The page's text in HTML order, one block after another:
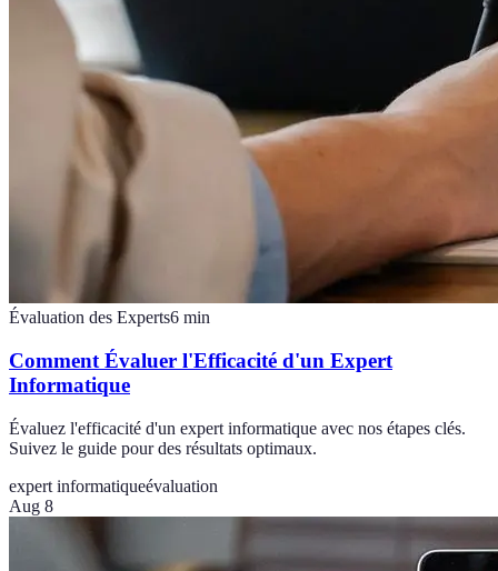
Évaluation des Experts6 min
Comment Évaluer l'Efficacité d'un Expert
Informatique
Évaluez l'efficacité d'un expert informatique avec nos étapes clés.
Suivez le guide pour des résultats optimaux.
expert informatiqueévaluation
Aug 8